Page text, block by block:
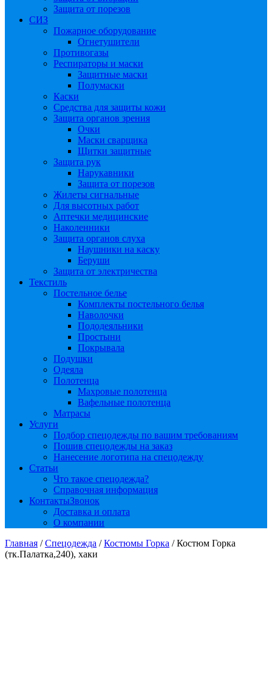
Защита от порезов
СИЗ
Пожарное оборудование
Огнетушители
Противогазы
Респираторы и маски
Защитные маски
Полумаски
Каски
Средства для защиты кожи
Защита органов зрения
Очки
Маски сварщика
Щитки защитные
Защита рук
Нарукавники
Защита от порезов
Жилеты сигнальные
Для высотных работ
Аптечки медицинские
Наколенники
Защита органов слуха
Наушники на каску
Беруши
Защита от электричества
Текстиль
Постельное белье
Комплекты постельного белья
Наволочки
Пододеяльники
Простыни
Покрывала
Подушки
Одеяла
Полотенца
Махровые полотенца
Вафельные полотенца
Матрасы
Услуги
Подбор спецодежды по вашим требованиям
Пошив спецодежды на заказ
Нанесение логотипа на спецодежду
Статьи
Что такое спецодежда?
Справочная информация
КонтактыЗвонок
Доставка и оплата
О компании
Главная /Спецодежда /Костюмы Горка / Костюм Горка
(тк.Палатка,240), хаки